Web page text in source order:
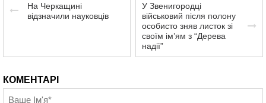
На Черкащині
відзначили науковців
У Звенигородці
військовий після полону
особисто зняв листок зі
своїм ім’ям з “Дерева
надії”
КОМЕНТАРІ